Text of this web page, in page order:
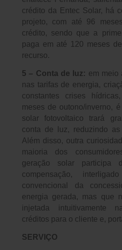
crédito da Entec Solar, há
projeto, com até 96
crédito, sendo que a
paga em até 120 meses
recurso.
5 – Conta de luz: em meio
nas tarifas de energia,
constantes crises
meses de outono/inverno,
solar fotovoltaico trará
conta de luz, reduzindo
Além disso, outra
maioria dos
geração solar participa
compensação,
convencional da
energia gerada, mas que
injetada intuitivamente
créditos para o cliente e,
SERVIÇO